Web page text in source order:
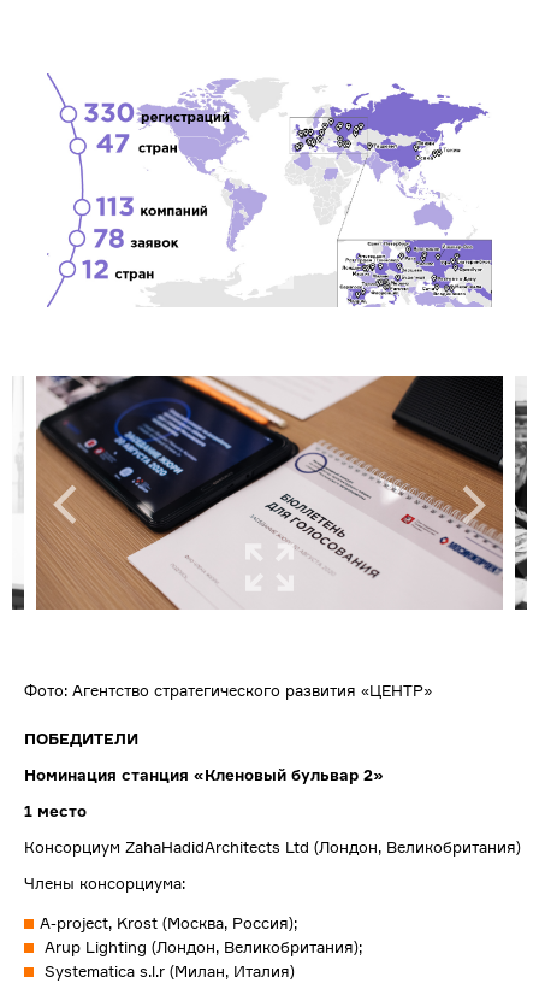
Фото: Агентство стратегического развития «ЦЕНТР»
ПОБЕДИТЕЛИ
Номинация станция «Кленовый бульвар 2»
1 место
Консорциум ZahaHadidArchitects Ltd (Лондон, Великобритания)
Члены консорциума:
A-project, Krost (Москва, Россия);
Arup Lighting (Лондон, Великобритания);
Systematica s.l.r (Милан, Италия)